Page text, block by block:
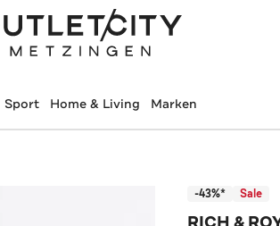
Sport Home & Living Marken
-43%* Sale